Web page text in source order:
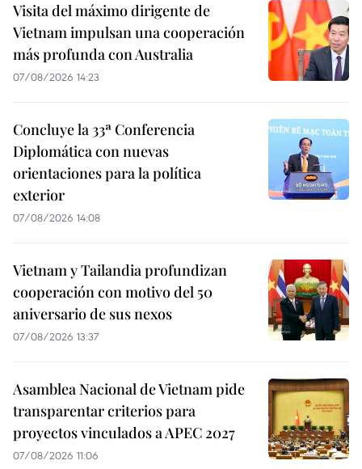
Visita del máximo dirigente de
Vietnam impulsan una cooperación
más profunda con Australia
07/08/2026 14:23
Concluye la 33ª Conferencia
Diplomática con nuevas
orientaciones para la política
exterior
07/08/2026 14:08
Vietnam y Tailandia profundizan
cooperación con motivo del 50
aniversario de sus nexos
07/08/2026 13:37
Asamblea Nacional de Vietnam pide
transparentar criterios para
proyectos vinculados a APEC 2027
07/08/2026 11:06